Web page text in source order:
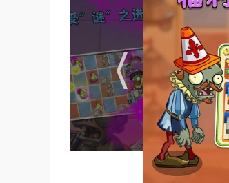
体型变大。
2、受到的伤害越高体型变更大
3、槲寄冰仙子的战斗力可是杠
温馨提示
植物大战僵尸大龙家族游戏暂